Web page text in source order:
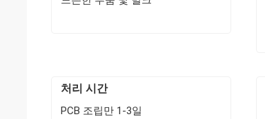
처리 시간
PCB 조립만 1-3일